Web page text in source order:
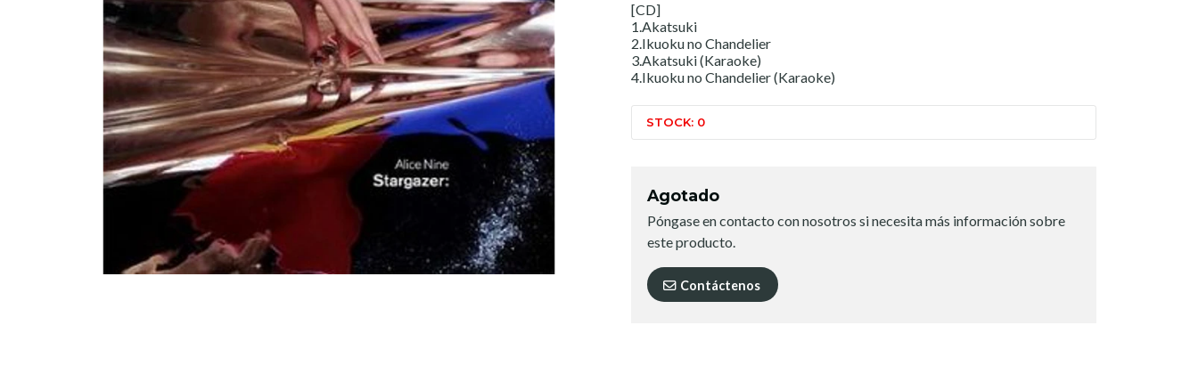
[CD]
1.Akatsuki
2.Ikuoku no Chandelier
3.Akatsuki (Karaoke)
4.Ikuoku no Chandelier (Karaoke)
STOCK: 0
Agotado
Póngase en contacto con nosotros si necesita más información sobre
este producto.
Contáctenos